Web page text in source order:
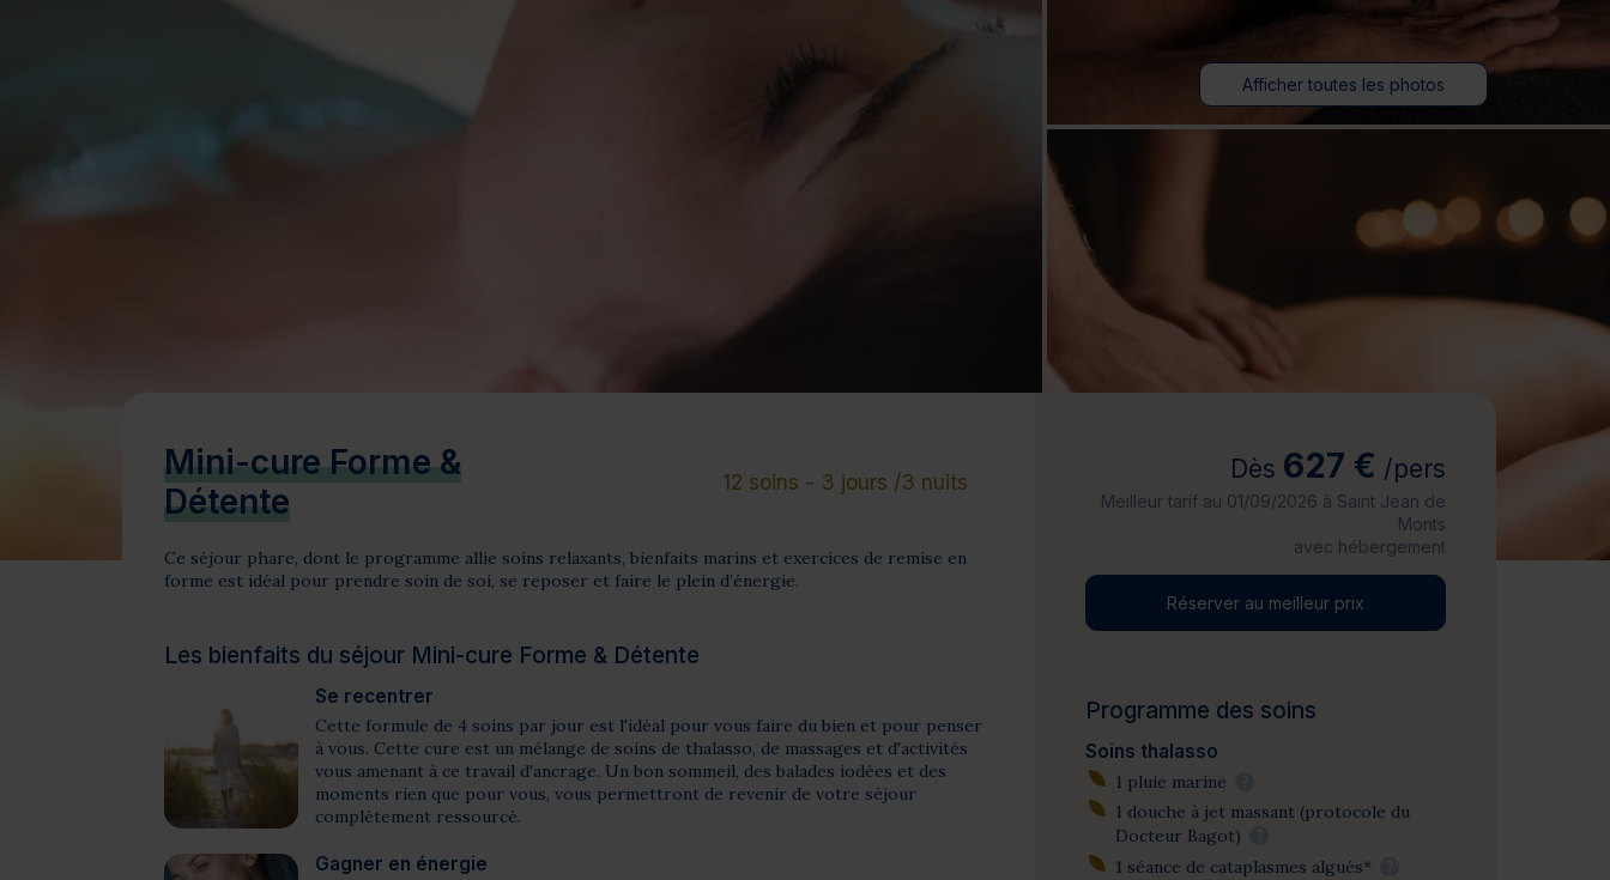
Afficher toutes les photos
Mini-cure Forme &
Détente
12 soins - 3 jours /3 nuits
Ce séjour phare, dont le programme allie soins relaxants, bienfaits marins et exercices de remise en
forme est idéal pour prendre soin de soi, se reposer et faire le plein d’énergie.
Les bienfaits du séjour Mini-cure Forme & Détente
Se recentrer
Cette formule de 4 soins par jour est l'idéal pour vous faire du bien et pour penser
à vous. Cette cure est un mélange de soins de thalasso, de massages et d'activités
vous amenant à ce travail d'ancrage. Un bon sommeil, des balades iodées et des
moments rien que pour vous, vous permettront de revenir de votre séjour
complètement ressourcé.
Gagner en énergie
Dès 627 € /pers
Meilleur tarif au 01/09/2026 à Saint Jean de
Monts
avec hébergement
Réserver au meilleur prix
Programme des soins
Soins thalasso
1 pluie marine
1 douche à jet massant (protocole du
Docteur Bagot)
1 séance de cataplasmes algués*